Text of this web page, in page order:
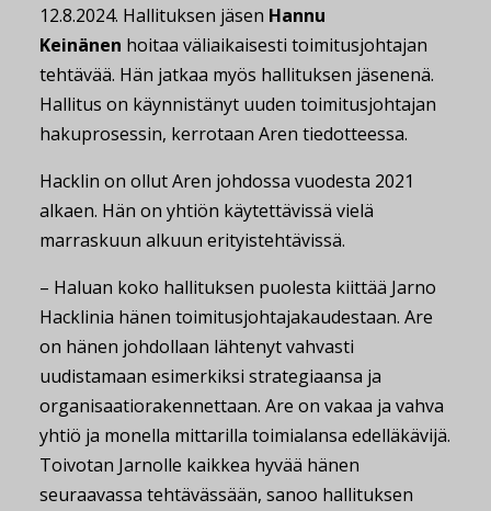
12.8.2024. Hallituksen jäsen Hannu
Keinänen hoitaa väliaikaisesti toimitusjohtajan
tehtävää. Hän jatkaa myös hallituksen jäsenenä.
Hallitus on käynnistänyt uuden toimitusjohtajan
hakuprosessin, kerrotaan Aren tiedotteessa.
Hacklin on ollut Aren johdossa vuodesta 2021
alkaen. Hän on yhtiön käytettävissä vielä
marraskuun alkuun erityistehtävissä.
– Haluan koko hallituksen puolesta kiittää Jarno
Hacklinia hänen toimitusjohtajakaudestaan. Are
on hänen johdollaan lähtenyt vahvasti
uudistamaan esimerkiksi strategiaansa ja
organisaatiorakennettaan. Are on vakaa ja vahva
yhtiö ja monella mittarilla toimialansa edelläkävijä.
Toivotan Jarnolle kaikkea hyvää hänen
seuraavassa tehtävässään, sanoo hallituksen